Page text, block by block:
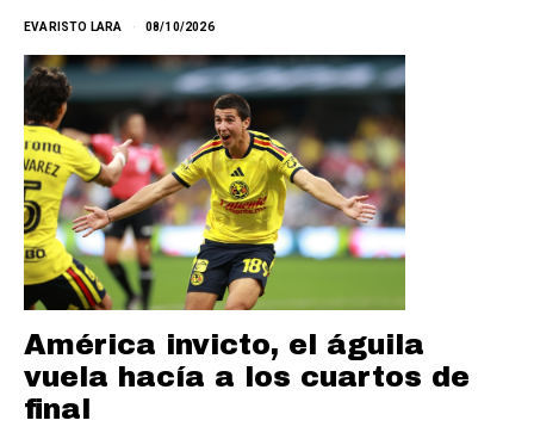
EVARISTO LARA 08/10/2026
América invicto, el águila
vuela hacía a los cuartos de
final